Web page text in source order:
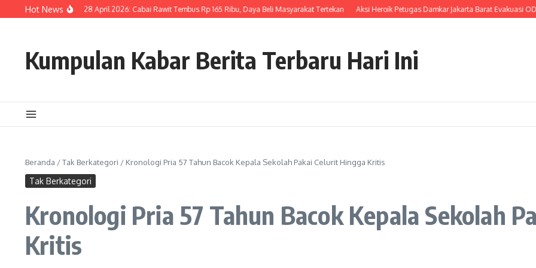
Lewati ke konten
Hot News
Pangan Hari Ini, 28 April 2026: Cabai Rawit Tembus Rp 165 Ribu, Daya Beli Masyarakat Tertekan Aksi Heroik Petugas Damkar Jakarta Barat Evakuasi ODGJ
Kumpulan Kabar Berita Terbaru Hari Ini
Beranda /Tak Berkategori / Kronologi Pria 57 Tahun Bacok Kepala Sekolah Pakai Celurit Hingga Kritis
Tak Berkategori
Kronologi Pria 57 Tahun Bacok Kepala Sekolah
Kritis